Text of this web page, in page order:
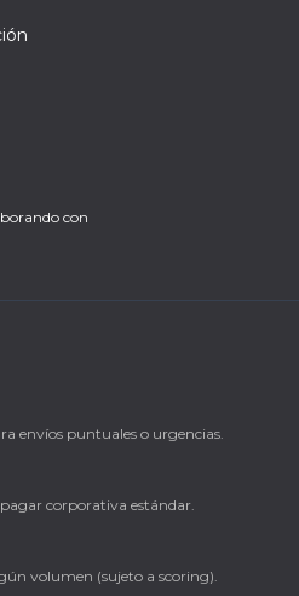
con
envíos puntuales o urgencias.
corporativa estándar.
volumen (sujeto a scoring).